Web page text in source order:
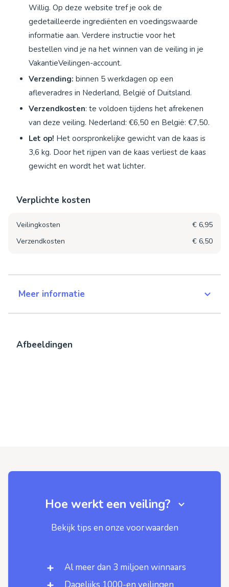
Willig. Op deze website tref je ook de
gedetailleerde ingrediënten en voedingswaarde
informatie aan. Verdere instructie voor het
bestellen vind je na het winnen van de veiling in je
VakantieVeilingen-account.
Verzending: binnen 5 werkdagen op een
afleveradres in Nederland, België of Duitsland.
Verzendkosten: te voldoen tijdens het afrekenen
van deze veiling. Nederland: €6,50 en België: €7,50.
Let op! Het oorspronkelijke gewicht van de kaas is
3,6 kg. Door het rijpen van de kaas verliest de kaas
gewicht en wordt het wat lichter.
Verplichte kosten
Veilingkosten
€ 6,95
Verzendkosten
€ 6,50
Meer informatie
Afbeeldingen
Hoe werkt een veiling?
Bekijk tips en onze voorwaarden
Al meer dan 3 miljoen winnaars
Dagelijks 1000-en veilingen